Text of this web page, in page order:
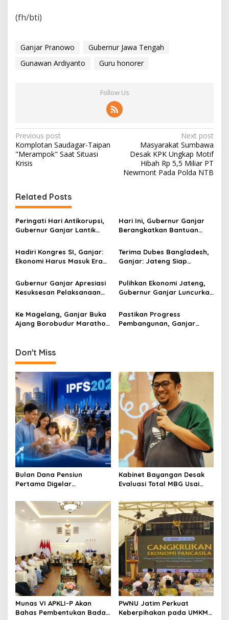
(fh/bti)
Ganjar Pranowo
Gubernur Jawa Tengah
Gunawan Ardiyanto
Guru honorer
Follow Us
P
o
s
n
a
v
g
a
t
i
o
n
Previous post
Komplotan Saudagar-Taipan
"Merampok" Saat Situasi
Krisis
Next post
Masyarakat Sumbawa
Desak KPK Ungkap Motif
Hibah Rp 5,5 Miliar PT
Newmont Pada Polda NTB
Related Posts
Peringati Hari Antikorupsi,
Gubernur Ganjar Lantik
Tengah”
Hari Ini, Gubernur Ganjar
Berangkatkan Bantuan
Bencana Semeru Jatim
Hadiri Kongres SI, Ganjar:
Ekonomi Harus Masuk Era
Masyarakatnya Level 5.0!
Terima Dubes Bangladesh,
Ganjar: Jateng Siap
Gubernur Ganjar Apresiasi
Kesuksesan Pelaksanaan
Pulihkan Ekonomi Jateng,
Gubernur Ganjar Luncurkan
Emak
Ke Magelang, Ganjar Buka
Ajang Borobudur Marathon
Pastikan Progress
Pembangunan, Ganjar
Don't Miss
Bulan Dana Pensiun
Pertama Digelar
Perkuat Ekosistem Pensiun
Berkelanjutan
Kabinet Bayangan Desak
Evaluasi Total MBG Usai
Massal
Munas VI APKLI-P Akan
Bahas Pembentukan Badan
PWNU Jatim Perkuat
Keberpihakan pada UMKM